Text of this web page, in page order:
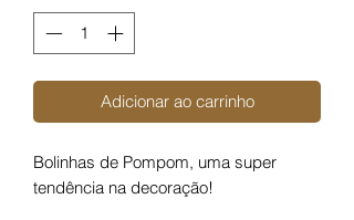
Adicionar ao carrinho
Bolinhas de Pompom, uma super
tendência na decoração!